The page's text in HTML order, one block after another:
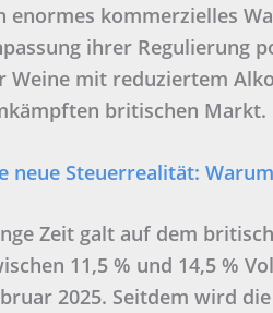
enormes kommerzielles
ihrer Regulierung
Weine mit reduziertem
britischen Markt.
neue Steuerrealität:
Zeit galt auf dem
11,5 % und 14,5 %
2025. Seitdem wird die